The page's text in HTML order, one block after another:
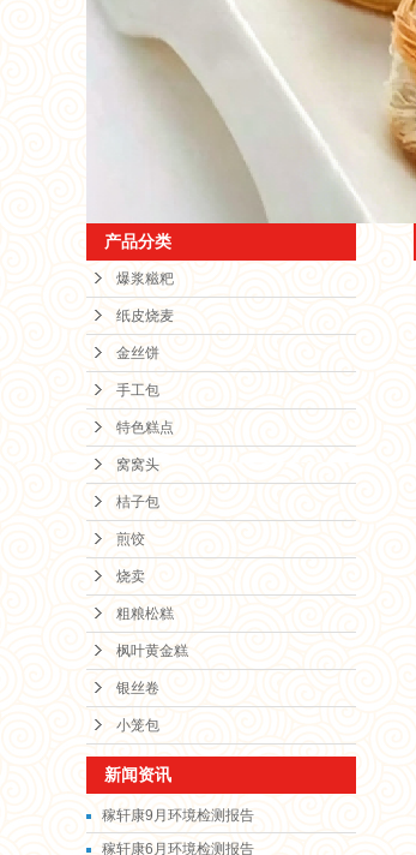
领导关怀
产品分类
爆浆糍粑
纸皮烧麦
金丝饼
手工包
特色糕点
窝窝头
桔子包
煎饺
烧卖
粗粮松糕
枫叶黄金糕
银丝卷
小笼包
新闻资讯
稼轩康9月环境检测报告
稼轩康6月环境检测报告